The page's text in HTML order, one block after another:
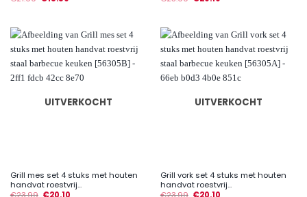
UITVERKOCHT
Grill mes set 4 stuks met houten
handvat roestvrij...
UITVERKOCHT
Grill vork set 4 stuks met houten
handvat roestvrij...